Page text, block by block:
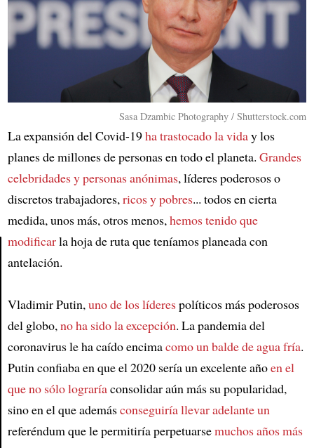
Sasa Dzambic Photography / Shutterstock.com
La expansión del Covid-19ha trastocado la viday los
planes de millones de personas en todo el planeta. Grandes
celebridades y personas anónimas, líderes poderosos o
discretos trabajadores,ricos y pobres... todos en cierta
medida, unos más, otros menos,hemos tenido que
modificarla hoja de ruta que teníamos planeada con
antelación.
Vladimir Putin,uno de los líderespolíticos más poderosos
del globo,no ha sido la excepción. La pandemia del
coronavirus le ha caído encimacomo un balde de agua fría.
Putin confiaba en que el 2020 sería un excelente añoen el
que no sólo lograríaconsolidar aún más su popularidad,
sino en el que ademásconseguiría llevar adelante un
referéndum que le permitiría perpetuarsemuchos años más